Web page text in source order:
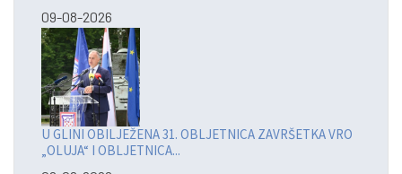
09-08-2026
U GLINI OBILJEŽENA 31. OBLJETNICA ZAVRŠETKA VRO
„OLUJA“ I OBLJETNICA...